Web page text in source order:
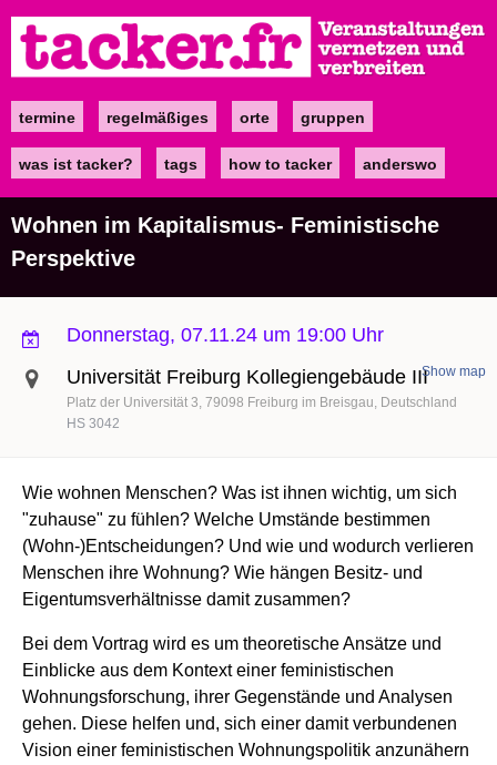
zum
Inhalt
Maintermine regelmäßiges orte gruppen
was ist tacker? tags how to tacker anderswo
Wohnen im Kapitalismus- Feministische
Perspektive
Donnerstag, 07.11.24 um 19:00 Uhr
Universität Freiburg Kollegiengebäude III
Platz der Universität 3 79098 Freiburg im Breisgau Deutschland
Show map
HS 3042
Wie wohnen Menschen? Was ist ihnen wichtig, um sich
"zuhause" zu fühlen? Welche Umstände bestimmen
(Wohn-)Entscheidungen? Und wie und wodurch verlieren
Menschen ihre Wohnung? Wie hängen Besitz- und
Eigentumsverhältnisse damit zusammen?
Bei dem Vortrag wird es um theoretische Ansätze und
Einblicke aus dem Kontext einer feministischen
Wohnungsforschung, ihrer Gegenstände und Analysen
gehen. Diese helfen und, sich einer damit verbundenen
Vision einer feministischen Wohnungspolitik anzunähern